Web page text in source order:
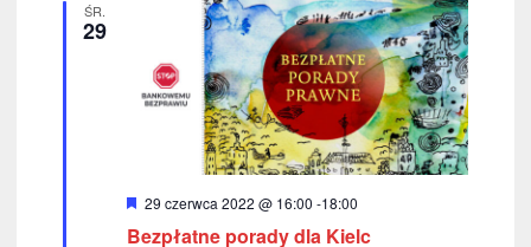
ŚR.
29
W
r
29 czerwca 2022 @ 16:00 -18:00
Bezpłatne porady dla Kielc